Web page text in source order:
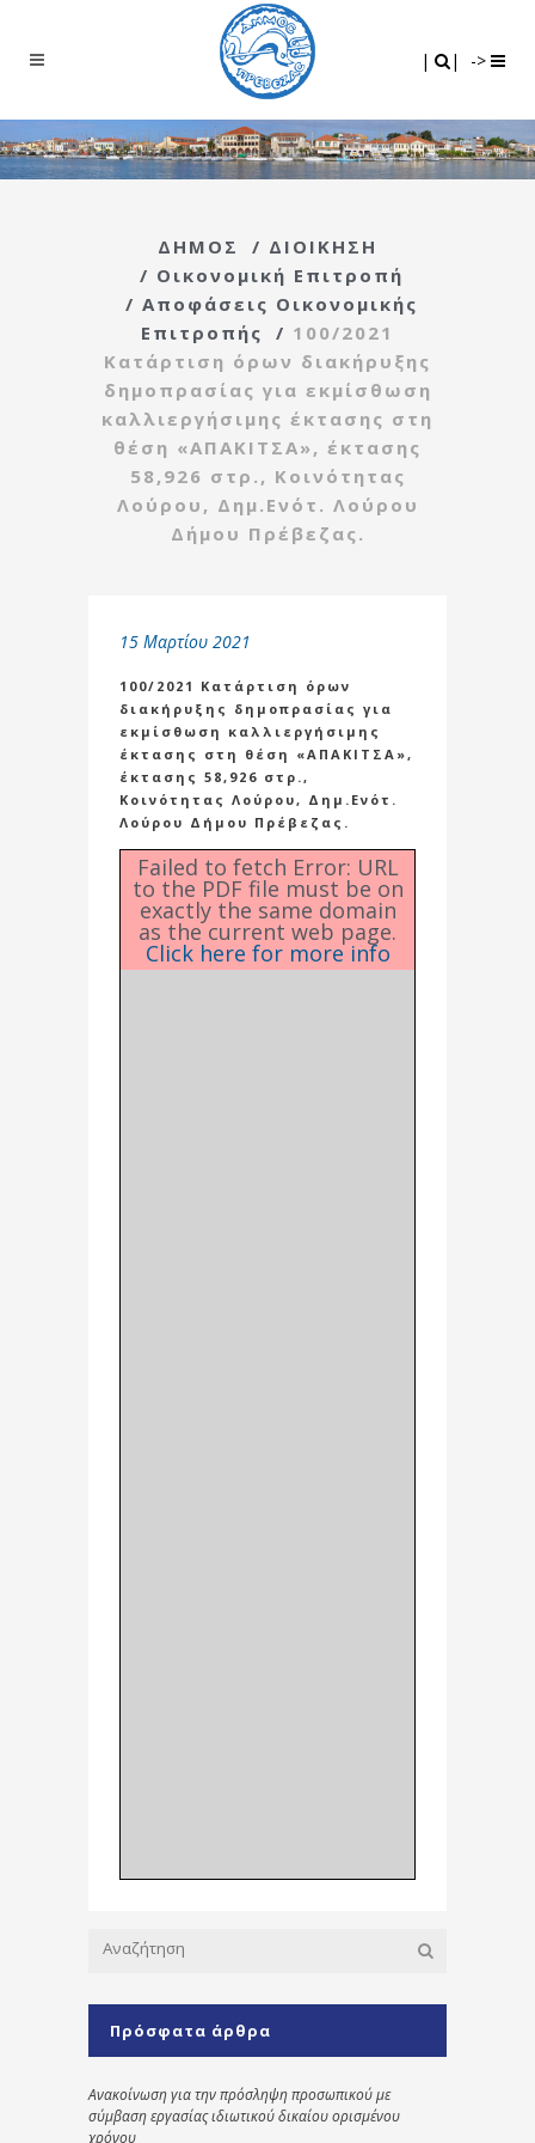
| | ->
ΔΗΜΟΣ / ΔΙΟΙΚΗΣΗ
/ Οικονομική Επιτροπή
/ Αποφάσεις Οικονομικής
Επιτροπής
/ 100/2021
Κατάρτιση όρων διακήρυξης
δημοπρασίας για εκμίσθωση
καλλιεργήσιμης έκτασης στη
θέση «ΑΠΑΚΙΤΣΑ», έκτασης
58,926 στρ., Κοινότητας
Λούρου, Δημ.Ενότ. Λούρου
Δήμου Πρέβεζας.
15 Μαρτίου 2021
100/2021 Κατάρτιση όρων
διακήρυξης δημοπρασίας για
εκμίσθωση καλλιεργήσιμης
έκτασης στη θέση «ΑΠΑΚΙΤΣΑ»,
έκτασης 58,926 στρ.,
Κοινότητας Λούρου, Δημ.Ενότ.
Λούρου Δήμου Πρέβεζας.
Failed to fetch Error: URL
to the PDF file must be on
exactly the same domain
as the current web page.
Click here for more info
Πρόσφατα άρθρα
Ανακοίνωση για την πρόσληψη προσωπικού με
σύμβαση εργασίας ιδιωτικού δικαίου ορισμένου
χρόνου